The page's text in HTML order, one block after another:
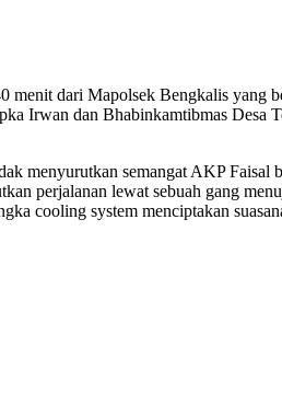
menit dari Mapolsek Bengkalis
Irwan dan Bhabinkamtibmas
menyurutkan semangat AKP
perjalanan lewat sebuah gang
cooling system menciptakan